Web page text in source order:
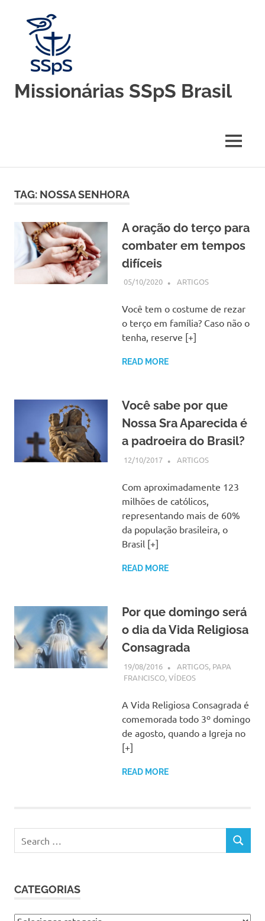
content
Missionárias SSpS Brasil
Espírito
Brasil
MENU
TAG: NOSSA SENHORA
A oração do terço para
combater em tempos
difíceis
05/10/2020 SSPS BRASIL
ARTIGOS
Você tem o costume de rezar
o terço em família? Caso não o
tenha, reserve [+]
READ MORE
Você sabe por que
Nossa Sra Aparecida é
a padroeira do Brasil?
12/10/2017 SSPS BRASIL
ARTIGOS
Com aproximadamente 123
milhões de católicos,
representando mais de 60%
da população brasileira, o
Brasil [+]
READ MORE
Por que domingo será
o dia da Vida Religiosa
Consagrada
19/08/2016 SSPS BRASIL
ARTIGOS, PAPA
FRANCISCO,VÍDEOS
A Vida Religiosa Consagrada é
comemorada todo 3º domingo
de agosto, quando a Igreja no
[+]
READ MORE
for:
SEARCH
CATEGORIAS